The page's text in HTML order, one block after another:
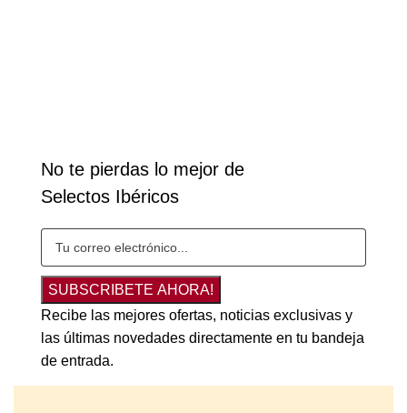
No te pierdas lo mejor de
Selectos Ibéricos
SUBSCRIBETE AHORA!
Recibe las mejores ofertas, noticias exclusivas y
las últimas novedades directamente en tu bandeja
de entrada.